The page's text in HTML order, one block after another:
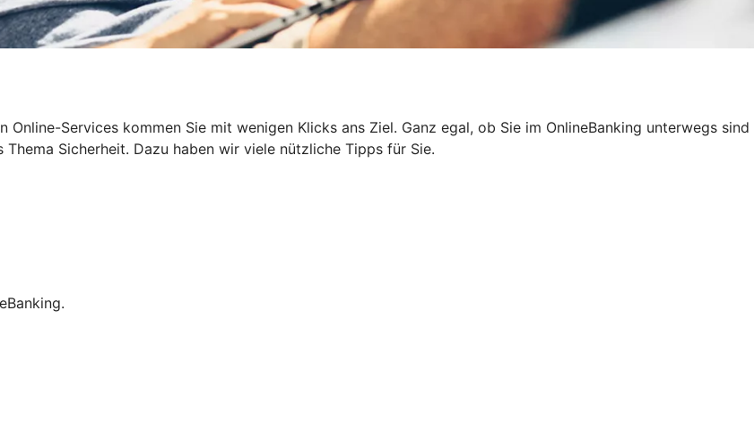
Services kommen Sie mit wenigen Klicks ans Ziel. Ganz egal, ob Sie im OnlineBanking unterwegs sind
Sicherheit. Dazu haben wir viele nützliche Tipps für Sie.